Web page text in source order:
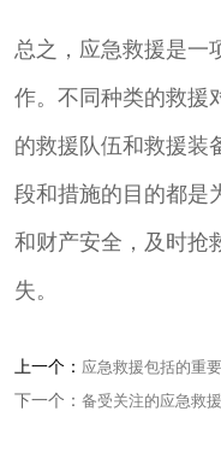
总之，应急救援是一
作。不同种类的救援
的救援队伍和救援装
段和措施的目的都是
和财产安全，及时抢
失。
上一个： 应急救援包括的重
下一个： 备受关注的应急救